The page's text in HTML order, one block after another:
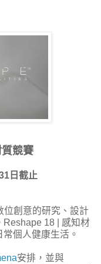
競賽
日截止
位創意的研究、設計
18 | 感知材
個人健康生活。
安排，並與